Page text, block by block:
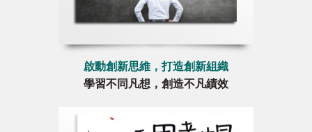
啟動創新思維，打造創新組織
學習不同凡想，創造不凡績效